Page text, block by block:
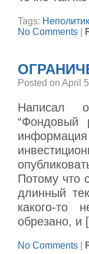
Tags:
No Comments
Posted on April
Написал
“Фондовый
Потому что
длинный
какого-то
обрезано, и
No Comments